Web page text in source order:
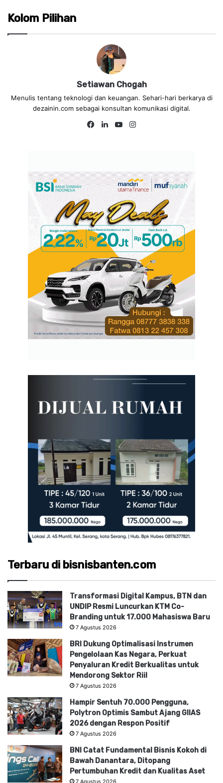
Kolom Pilihan
Setiawan Chogah
Menulis tentang teknologi dan keuangan. Sehari-hari berkarya di
dezainin.com sebagai konsultan komunikasi digital.
Fa
Lin
Yo
Terbaru di bisnisbanten.com
Transformasi Digital Kampus, BTN dan
UNDIP Resmi Luncurkan KTM Co-
Branding untuk 17.000 Mahasiswa Baru
7 Agustus 2026
BRI Dukung Optimalisasi Instrumen
Pengelolaan Kas Negara, Perkuat
Penyaluran Kredit Berkualitas untuk
Mendorong Sektor Riil
7 Agustus 2026
Hampir Sentuh 70.000 Pengguna,
Polytron Optimis Sambut Ajang GIIAS
2026 dengan Respon Positif
7 Agustus 2026
BNI Catat Fundamental Bisnis Kokoh di
Bawah Danantara, Ditopang
Pertumbuhan Kredit dan Kualitas Aset
7 Agustus 2026